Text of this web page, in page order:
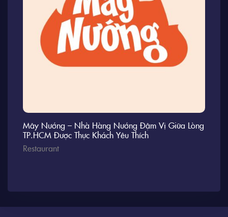
Mây Nướng – Nhà Hàng Nướng Đậm Vị Giữa Lòng
TP.HCM Được Thực Khách Yêu Thích
Restaurant